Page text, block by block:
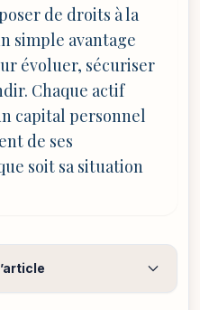
de droits à la
simple avantage
évoluer, sécuriser
Chaque actif
capital personnel
de ses
soit sa situation